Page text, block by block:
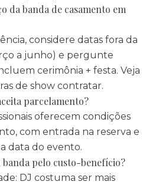
da banda de casamento em
considere datas fora da
a junho) e pergunte
cerimônia + festa. Veja
de show contratar.
parcelamento?
oferecem condições
com entrada na reserva e
data do evento.
banda pelo custo-benefício?
DJ costuma ser mais